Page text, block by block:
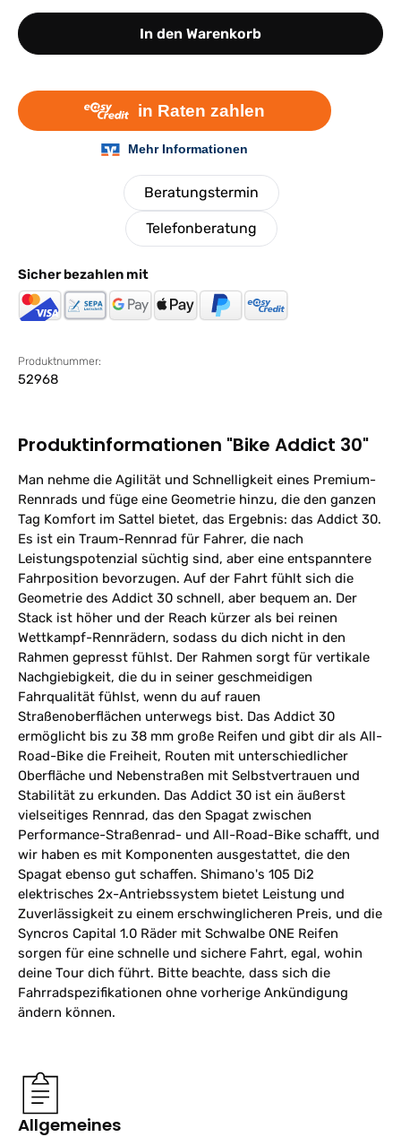
In den Warenkorb
Beratungstermin
Telefonberatung
Sicher bezahlen mit
Produktnummer:
52968
Produktinformationen "Bike Addict 30"
Man nehme die Agilität und Schnelligkeit eines Premium-
Rennrads und füge eine Geometrie hinzu, die den ganzen
Tag Komfort im Sattel bietet, das Ergebnis: das Addict 30.
Es ist ein Traum-Rennrad für Fahrer, die nach
Leistungspotenzial süchtig sind, aber eine entspanntere
Fahrposition bevorzugen. Auf der Fahrt fühlt sich die
Geometrie des Addict 30 schnell, aber bequem an. Der
Stack ist höher und der Reach kürzer als bei reinen
Wettkampf-Rennrädern, sodass du dich nicht in den
Rahmen gepresst fühlst. Der Rahmen sorgt für vertikale
Nachgiebigkeit, die du in seiner geschmeidigen
Fahrqualität fühlst, wenn du auf rauen
Straßenoberflächen unterwegs bist. Das Addict 30
ermöglicht bis zu 38 mm große Reifen und gibt dir als All-
Road-Bike die Freiheit, Routen mit unterschiedlicher
Oberfläche und Nebenstraßen mit Selbstvertrauen und
Stabilität zu erkunden. Das Addict 30 ist ein äußerst
vielseitiges Rennrad, das den Spagat zwischen
Performance-Straßenrad- und All-Road-Bike schafft, und
wir haben es mit Komponenten ausgestattet, die den
Spagat ebenso gut schaffen. Shimano's 105 Di2
elektrisches 2x-Antriebssystem bietet Leistung und
Zuverlässigkeit zu einem erschwinglicheren Preis, und die
Syncros Capital 1.0 Räder mit Schwalbe ONE Reifen
sorgen für eine schnelle und sichere Fahrt, egal, wohin
deine Tour dich führt. Bitte beachte, dass sich die
Fahrradspezifikationen ohne vorherige Ankündigung
ändern können.
Allgemeines